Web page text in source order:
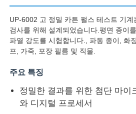
UP-6002 고 정밀 카튼 펄스 테스트 기계
검사를 위해 설계되었습니다.평면 종이
파열 강도를 시험합니다., 파동 종이, 화
프, 가죽, 포장 필름 및 직물.
주요 특징
정밀한 결과를 위한 첨단 마이
와 디지털 프로세서